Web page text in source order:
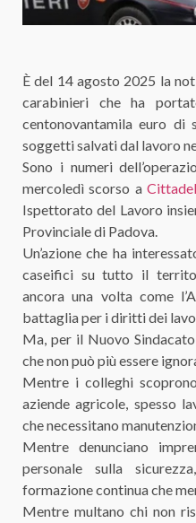
È del 14 agosto 2025 la
carabinieri che ha
centonovantamila euro di
soggetti salvati dal lavoro
Sono i numeri
mercoledì scorso a
Ispettorato del Lavoro
Provinciale di Padova.
Un’azione che ha
caseifici su tutto il
ancora una volta come
battaglia per i diritti dei
Ma, per il Nuovo Sindacato
che non può più essere
Mentre i colleghi
aziende agricole, spesso
che necessitano
Mentre denunciano
personale sulla
formazione continua che
Mentre multano chi non